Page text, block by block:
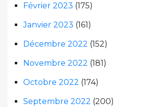
Février 2023 (175)
Janvier 2023 (161)
Décembre 2022 (152)
Novembre 2022 (181)
Octobre 2022 (174)
Septembre 2022 (200)